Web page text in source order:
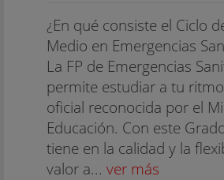
¿En qué consiste el Ciclo
Medio en Emergencias
La FP de Emergencias
permite estudiar a tu
oficial reconocida por el
Educación. Con este
tiene en la calidad y la
valor a... ver más